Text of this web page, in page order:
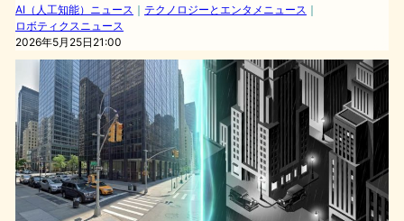
AI（人工知能）ニュース ｜ テクノロジーとエンタメニュース ｜
ロボティクスニュース
2026年5月25日21:00